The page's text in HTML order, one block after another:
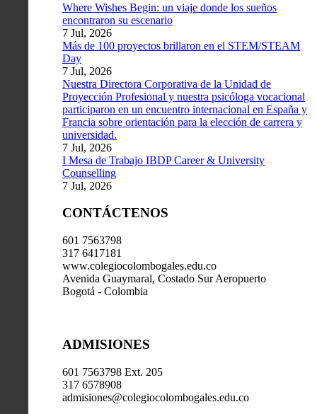
Where Wishes Begin: un viaje donde los sueños
encontraron su escenario
7 Jul, 2026
Más de 100 proyectos brillaron en el STEM/STEAM
Day
7 Jul, 2026
Nuestra Directora Corporativa de la Unidad de
Proyección Profesional y nuestra psicóloga vocacional
participaron en un encuentro internacional en España y
Francia sobre orientación para la elección de carrera y
universidad.
7 Jul, 2026
I Mesa de Trabajo IBDP Career & University
Counselling
7 Jul, 2026
CONTÁCTENOS
601 7563798
317 6417181
www.colegiocolombogales.edu.co
Avenida Guaymaral, Costado Sur Aeropuerto
Bogotá - Colombia
ADMISIONES
601 7563798 Ext. 205
317 6578908
admisiones@colegiocolombogales.edu.co